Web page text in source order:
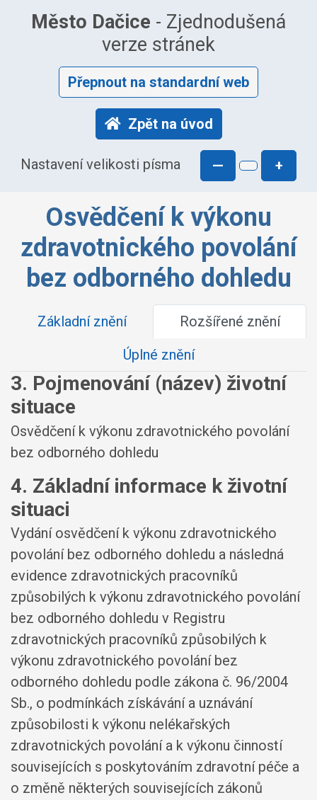
Město Dačice - Zjednodušená
verze stránek
Přepnout na standardní web
Zpět na úvod
Nastavení velikosti písma — +
Osvědčení k výkonu
zdravotnického povolání
bez odborného dohledu
Základní znění
Rozšířené znění
Úplné znění
3. Pojmenování (název) životní
situace
Osvědčení k výkonu zdravotnického povolání
bez odborného dohledu
4. Základní informace k životní
situaci
Vydání osvědčení k výkonu zdravotnického
povolání bez odborného dohledu a následná
evidence zdravotnických pracovníků
způsobilých k výkonu zdravotnického povolání
bez odborného dohledu v Registru
zdravotnických pracovníků způsobilých k
výkonu zdravotnického povolání bez
odborného dohledu podle zákona č. 96/2004
Sb., o podmínkách získávání a uznávání
způsobilosti k výkonu nelékařských
zdravotnických povolání a k výkonu činností
souvisejících s poskytováním zdravotní péče a
o změně některých souvisejících zákonů